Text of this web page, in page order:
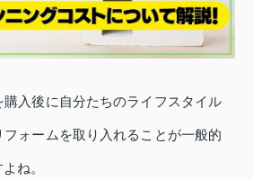
入後に自分たちのライフスタイル
ォームを取り入れることが一般的
ね。